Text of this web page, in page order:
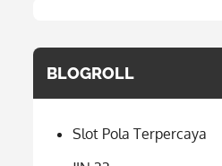
BLOGROLL
Slot Pola Terpercaya